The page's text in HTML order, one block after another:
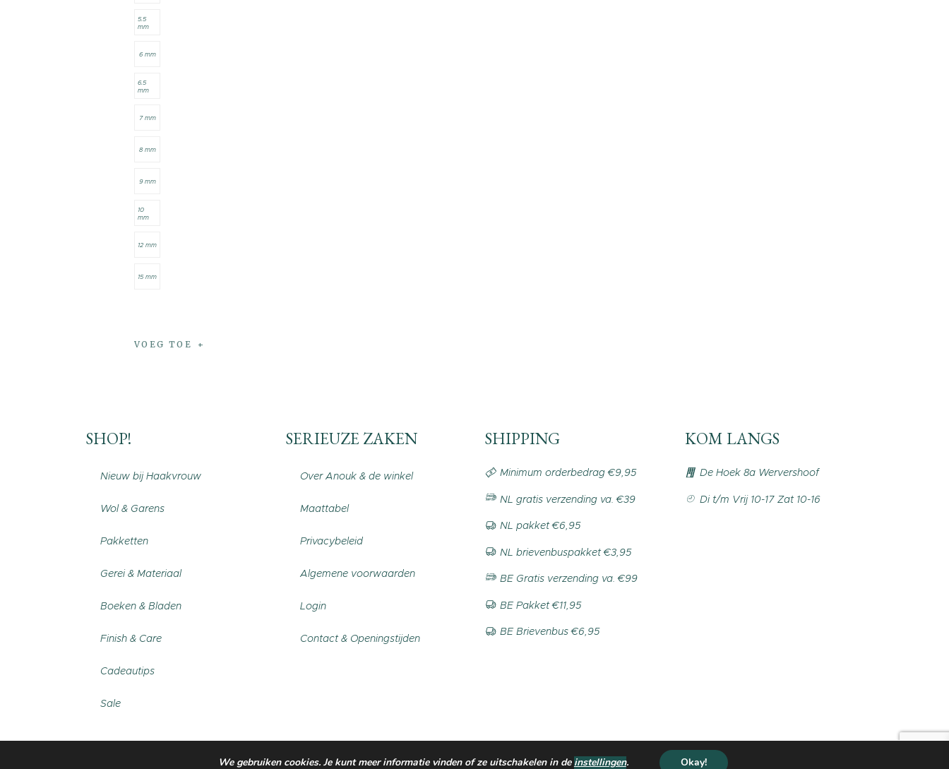
5.5
mm
6 mm
6.5
mm
7 mm
8 mm
9 mm
10
mm
12 mm
15 mm
VOEG TOE
SHOP!
Nieuw bij Haakvrouw
Wol & Garens
Pakketten
Gerei & Materiaal
Boeken & Bladen
Finish & Care
Cadeautips
Sale
SERIEUZE ZAKEN
Over Anouk & de winkel
Maattabel
Privacybeleid
Algemene voorwaarden
Login
Contact & Openingstijden
SHIPPING
Minimum orderbedrag €9,95
NL gratis verzending va. €39
NL pakket €6,95
NL brievenbuspakket €3,95
BE Gratis verzending va. €99
BE Pakket €11,95
BE Brievenbus €6,95
KOM LANGS
De Hoek 8a Wervershoof
Di t/m Vrij 10-17 Zat 10-16
Copyright © by
We gebruiken cookies. Je kunt meer informatie vinden of ze uitschakelen in de instellingen. Okay!